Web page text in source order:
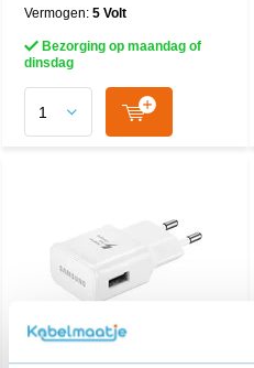
Vermogen: 5 Volt
Bezorging op maandag of
dinsdag